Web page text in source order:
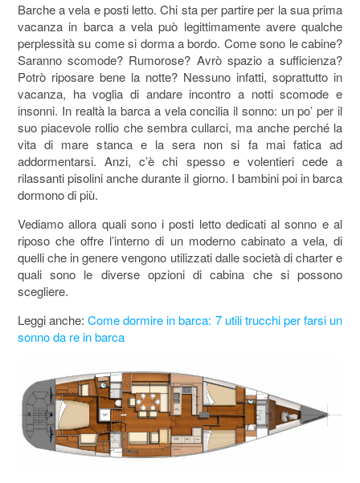
Barche a vela e posti letto. Chi sta per partire per la sua prima
vacanza in barca a vela può legittimamente avere qualche
perplessità su come si dorma a bordo. Come sono le cabine?
Saranno scomode? Rumorose? Avrò spazio a sufficienza?
Potrò riposare bene la notte? Nessuno infatti, soprattutto in
vacanza, ha voglia di andare incontro a notti scomode e
insonni. In realtà la barca a vela concilia il sonno: un po’ per il
suo piacevole rollio che sembra cullarci, ma anche perché la
vita di mare stanca e la sera non si fa mai fatica ad
addormentarsi. Anzi, c’è chi spesso e volentieri cede a
rilassanti pisolini anche durante il giorno. I bambini poi in barca
dormono di più.
Vediamo allora quali sono i posti letto dedicati al sonno e al
riposo che offre l’interno di un moderno cabinato a vela, di
quelli che in genere vengono utilizzati dalle società di charter e
quali sono le diverse opzioni di cabina che si possono
scegliere.
Leggi anche:Come dormire in barca: 7 utili trucchi per farsi un
sonno da re in barca